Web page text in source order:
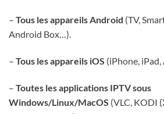
– Tous les appareils Android (TV,
Android Box…).
– Tous les appareils iOS (iPhone,
– Toutes les applications IPTV sous
Windows/Linux/MacOS (VLC, KODI